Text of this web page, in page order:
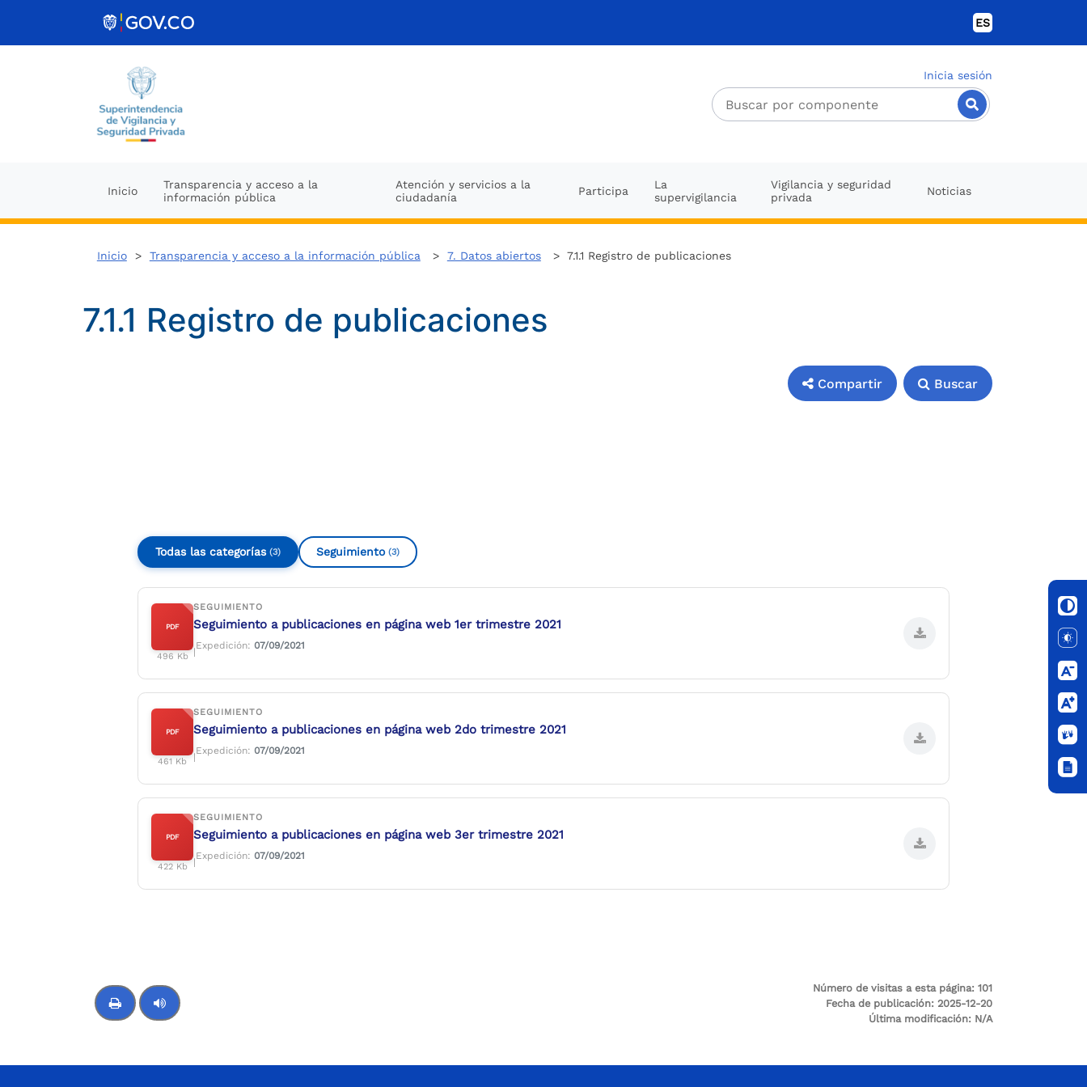
ES
Inicia sesión
Inicio
Transparencia y acceso a la
información pública
Atención y servicios a la
ciudadanía
Participa
La
supervigilancia
Vigilancia y seguridad
privada
Noticias
Inicio> Transparencia y acceso a la información pública > 7. Datos abiertos> 7.1.1 Registro de publicaciones
7.1.1 Registro de publicaciones
Compartir Buscar
Todas las categorías (3) Seguimiento (3)
PDF
496 Kb
SEGUIMIENTO
Seguimiento a publicaciones en página web 1er trimestre 2021
|
Expedición: 07/09/2021
PDF
461 Kb
SEGUIMIENTO
Seguimiento a publicaciones en página web 2do trimestre 2021
|
Expedición: 07/09/2021
PDF
422 Kb
SEGUIMIENTO
Seguimiento a publicaciones en página web 3er trimestre 2021
|
Expedición: 07/09/2021
Número de visitas a esta página: 101
Fecha de publicación: 2025-12-20
Última modificación: N/A